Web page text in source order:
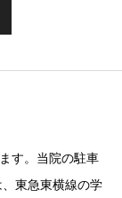
す。当院の駐車
東急東横線の学